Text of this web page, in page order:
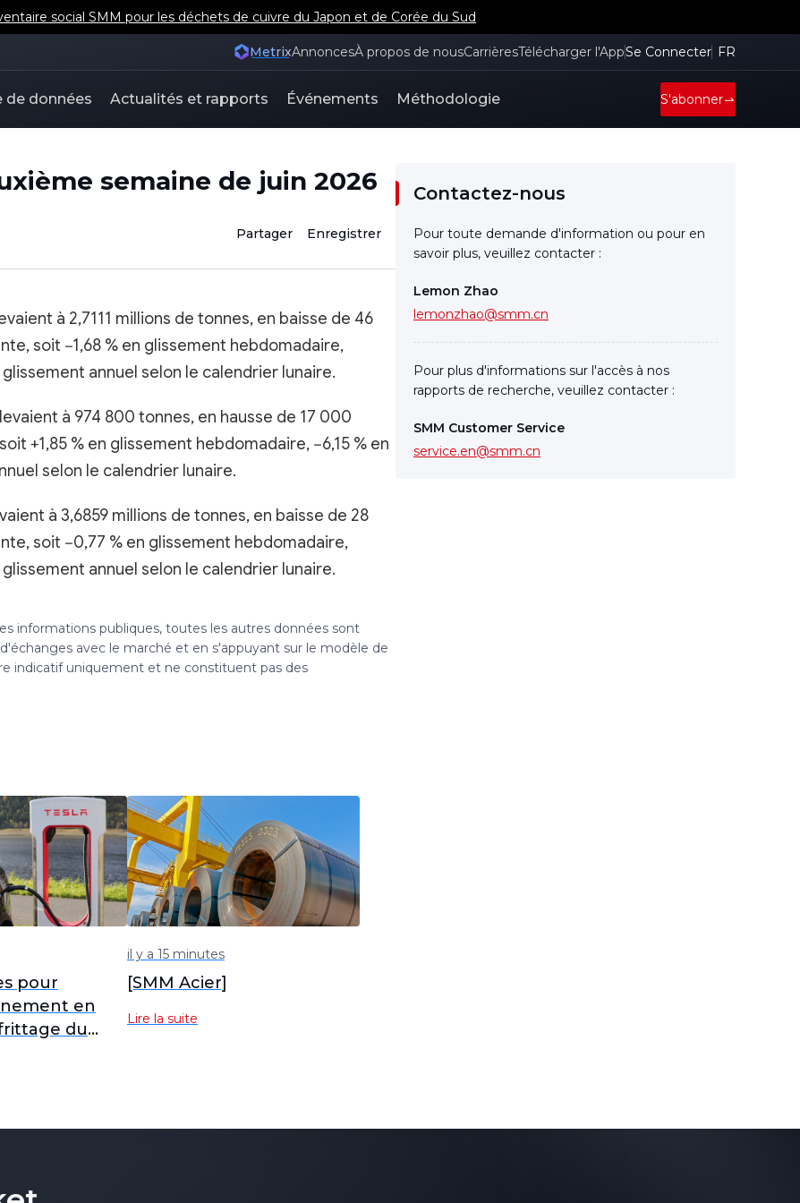
social SMM pour les déchets de cuivre du Japon et de Corée du Sud
MetrixAnnoncesÀ propos de nousCarrièresTélécharger l'AppSe Connecter FR
de données Actualités et rapports Événements Méthodologie S'abonner
semaine de juin 2026
Partager Enregistrer
à 2,7111 millions de tonnes, en baisse de 46
soit −1,68 % en glissement hebdomadaire,
annuel selon le calendrier lunaire.
à 974 800 tonnes, en hausse de 17 000
+1,85 % en glissement hebdomadaire, −6,15 % en
selon le calendrier lunaire.
à 3,6859 millions de tonnes, en baisse de 28
soit −0,77 % en glissement hebdomadaire,
annuel selon le calendrier lunaire.
informations publiques, toutes les autres données sont
avec le marché et en s'appuyant sur le modèle de
indicatif uniquement et ne constituent pas des
pour
en
du
par
il y a 15 minutes
[SMM Acier]
Lire la suite
Contactez-nous
Pour toute demande d'information ou pour en
savoir plus, veuillez contacter :
Lemon Zhao
lemonzhao@smm.cn
Pour plus d'informations sur l'accès à nos
rapports de recherche, veuillez contacter :
SMM Customer Service
service.en@smm.cn